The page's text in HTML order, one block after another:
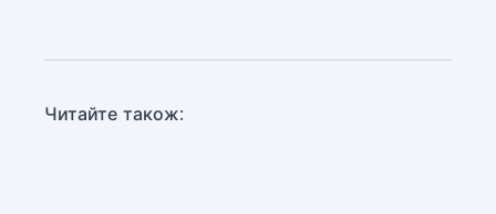
Читайте також: